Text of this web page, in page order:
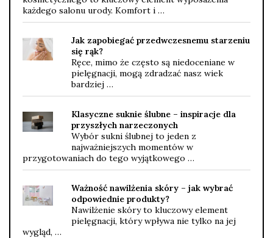
każdego salonu urody. Komfort i …
Jak zapobiegać przedwczesnemu starzeniu
się rąk?
Ręce, mimo że często są niedoceniane w
pielęgnacji, mogą zdradzać nasz wiek
bardziej …
Klasyczne suknie ślubne – inspiracje dla
przyszłych narzeczonych
Wybór sukni ślubnej to jeden z
najważniejszych momentów w
przygotowaniach do tego wyjątkowego …
Ważność nawilżenia skóry – jak wybrać
odpowiednie produkty?
Nawilżenie skóry to kluczowy element
pielęgnacji, który wpływa nie tylko na jej
wygląd, …